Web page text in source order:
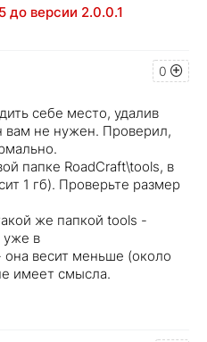
до версии 2.0.0.1
0
себе место, удалив
вам не нужен. Проверил,
папке RoadCraft\tools, в
1 гб). Проверьте размер
же папкой tools -
уже в
весит меньше (около
имеет смысла.